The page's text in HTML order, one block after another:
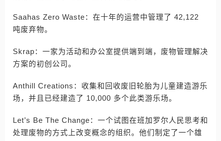
Saahas Zero Waste：在十年的运营中管理了 42,122
吨废弃物。
Skrap：一家为活动和办公室提供端到端，废物管理解决
方案的初创公司。
Anthill Creations：收集和回收废旧轮胎为儿童建造游乐
场，并且已经建造了 10,000 多个此类游乐场。
Let’s Be The Change：一个试图在班加罗尔人民思考和
处理废物的方式上改变概念的组织。他们制定了一个雄